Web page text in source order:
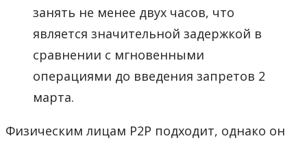
занять не менее двух часов, что
является значительной задержкой в
сравнении с мгновенными
операциями до введения запретов 2
марта.
Физическим лицам P2P подходит, однако он